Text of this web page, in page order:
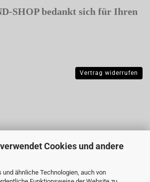
Cookies und andere
und ähnliche Technologien, auch von
SHOP bedankt sich für Ihren
Vertrag widerrufen